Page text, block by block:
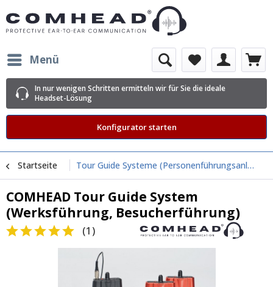
Menü
In nur wenigen Schritten ermitteln wir für Sie die ideale
Headset-Lösung
Konfigurator starten
Startseite Tour Guide Systeme (Personenführungsanlage)
COMHEAD Tour Guide System
(Werksführung, Besucherführung)
(1 )